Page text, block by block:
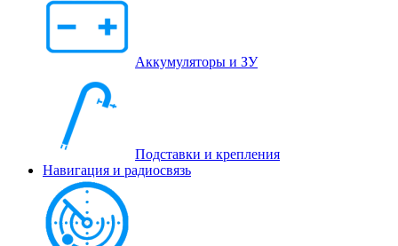
Аккумуляторы и ЗУ
Подставки и крепления
Навигация и радиосвязь